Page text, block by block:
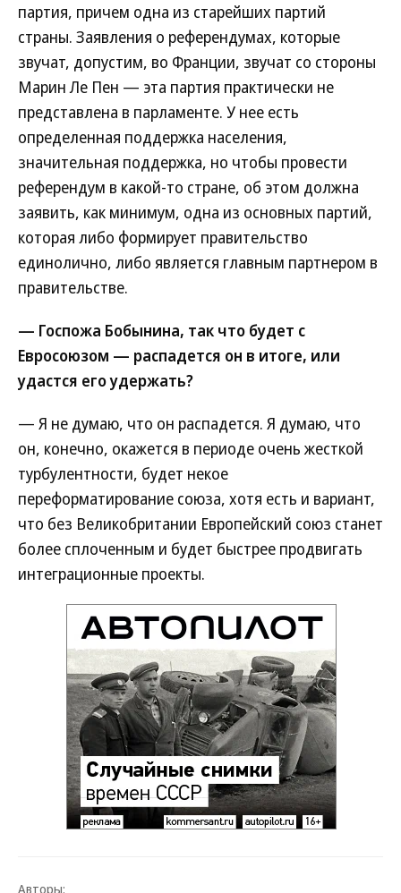
партия, причем одна из старейших партий
страны. Заявления о референдумах, которые
звучат, допустим, во Франции, звучат со стороны
Марин Ле Пен — эта партия практически не
представлена в парламенте. У нее есть
определенная поддержка населения,
значительная поддержка, но чтобы провести
референдум в какой-то стране, об этом должна
заявить, как минимум, одна из основных партий,
которая либо формирует правительство
единолично, либо является главным партнером в
правительстве.
— Госпожа Бобынина, так что будет с
Евросоюзом — распадется он в итоге, или
удастся его удержать?
— Я не думаю, что он распадется. Я думаю, что
он, конечно, окажется в периоде очень жесткой
турбулентности, будет некое
переформатирование союза, хотя есть и вариант,
что без Великобритании Европейский союз станет
более сплоченным и будет быстрее продвигать
интеграционные проекты.
Авторы: